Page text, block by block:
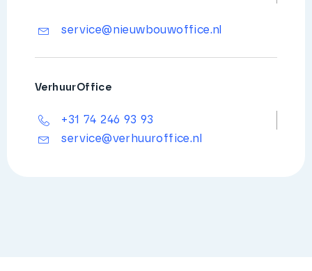
service@nieuwbouwoffice.nl
VerhuurOffice
+31 74 246 93 93
service@verhuuroffice.nl